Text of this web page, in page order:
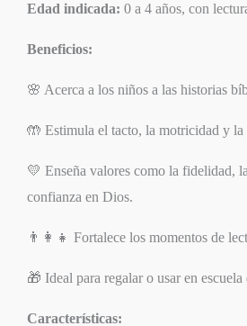
Edad indicada: 0 a 4 años, con
Beneficios:
🌸 Acerca a los niños a las historias
🤲 Estimula el tacto, la motricidad y la
💛 Enseña valores como la fidelidad,
confianza en Dios.
👨‍👩‍👧 Fortalece los momentos de
🎁 Ideal para regalar o usar en
Características: